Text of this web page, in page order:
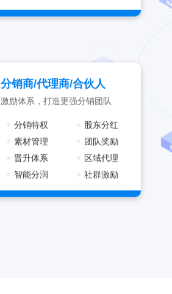
分销商/代理商/合伙人
激励体系，打造更强分销团队
分销特权
股东分红
素材管理
团队奖励
晋升体系
区域代理
智能分润
社群激励